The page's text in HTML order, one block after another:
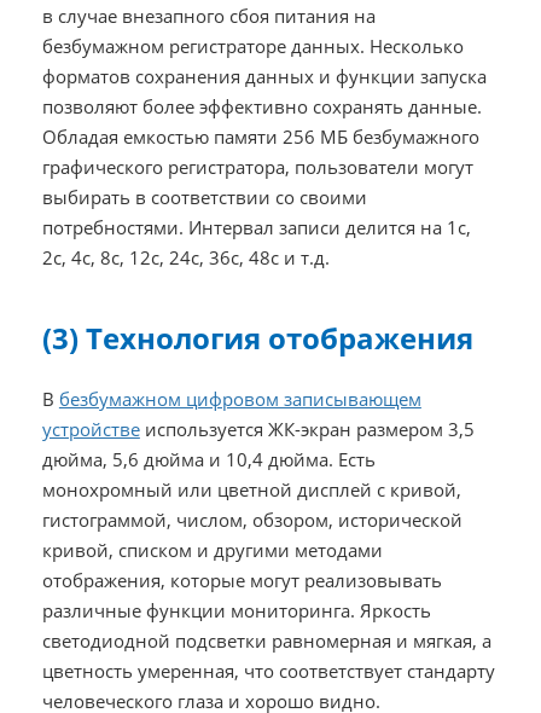
в случае внезапного сбоя питания на
безбумажном регистраторе данных. Несколько
форматов сохранения данных и функции запуска
позволяют более эффективно сохранять данные.
Обладая емкостью памяти 256 МБ безбумажного
графического регистратора, пользователи могут
выбирать в соответствии со своими
потребностями. Интервал записи делится на 1с,
2с, 4с, 8с, 12с, 24с, 36с, 48с и т.д.
(3) Технология отображения
В безбумажном цифровом записывающем
устройствеиспользуется ЖК-экран размером 3,5
дюйма, 5,6 дюйма и 10,4 дюйма. Есть
монохромный или цветной дисплей с кривой,
гистограммой, числом, обзором, исторической
кривой, списком и другими методами
отображения, которые могут реализовывать
различные функции мониторинга. Яркость
светодиодной подсветки равномерная и мягкая, а
цветность умеренная, что соответствует стандарту
человеческого глаза и хорошо видно.